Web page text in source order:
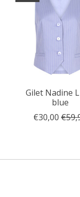
Gilet Nadine
blue
€30,00